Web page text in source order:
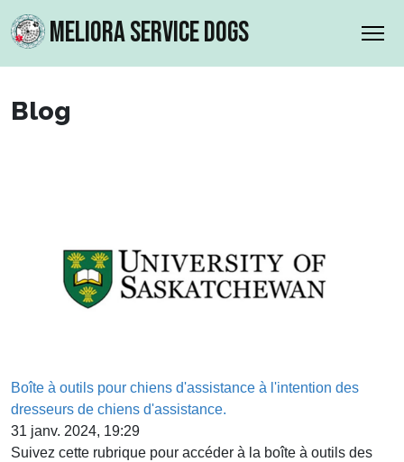
MELIORA SERVICE DOGS
Blog
Boîte à outils pour chiens d'assistance à l'intention des
dresseurs de chiens d'assistance.
31 janv. 2024, 19:29
Suivez cette rubrique pour accéder à la boîte à outils des